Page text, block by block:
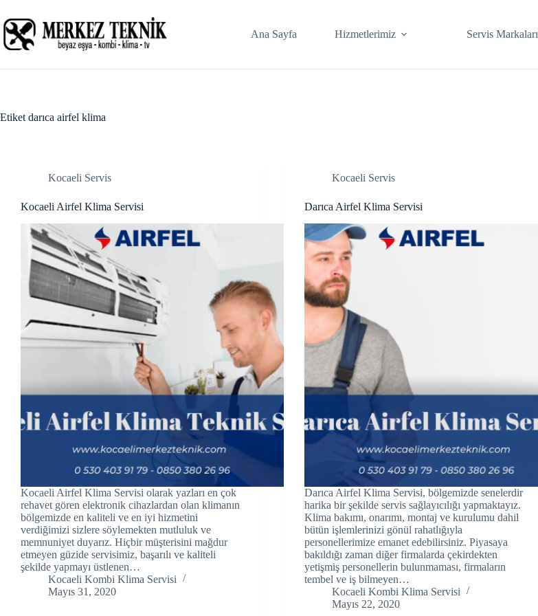
panel
panel
panel
panel
panel
panel
Panel
panel
panel
panel
to
content
Ana Sayfa Hizmetlerimiz Servis Markaları
Etiket darıca airfel klima
Kocaeli Servis
Kocaeli Airfel Klima Servisi
Kocaeli Airfel Klima Servisi olarak yazları en çok
rehavet gören elektronik cihazlardan olan klimanın
bölgemizde en kaliteli ve en iyi hizmetini
verdiğimizi sizlere söylemekten mutluluk ve
memnuniyet duyarız. Hiçbir müşterisini mağdur
etmeyen güzide servisimiz, başarılı ve kaliteli
şekilde yapmayı üstlenen…
Kocaeli Kombi Klima Servisi
Mayıs 31, 2020
Kocaeli Servis
Darıca Airfel Klima Servisi
Darıca Airfel Klima Servisi, bölgemizde senelerdir
harika bir şekilde servis sağlayıcılığı yapmaktayız.
Klima bakımı, onarımı, montaj ve kurulumu dahil
bütün işlemlerinizi gönül rahatlığıyla
personellerimize emanet edebilirsiniz. Piyasaya
bakıldığı zaman diğer firmalarda çekirdekten
yetişmiş personellerin bulunmaması, firmaların
tembel ve iş bilmeyen…
Kocaeli Kombi Klima Servisi
Mayıs 22, 2020